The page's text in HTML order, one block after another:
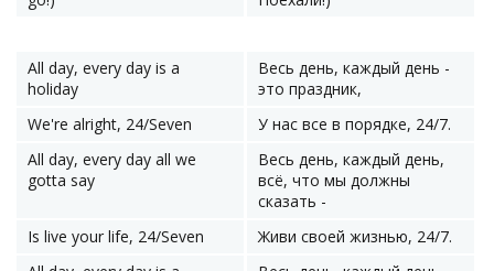
All day, every day is a
holiday
Весь день, каждый день -
это праздник,
We're alright, 24/Seven
У нас все в порядке, 24/7.
All day, every day all we
gotta say
Весь день, каждый день,
всё, что мы должны
сказать -
Is live your life, 24/Seven
Живи своей жизнью, 24/7.